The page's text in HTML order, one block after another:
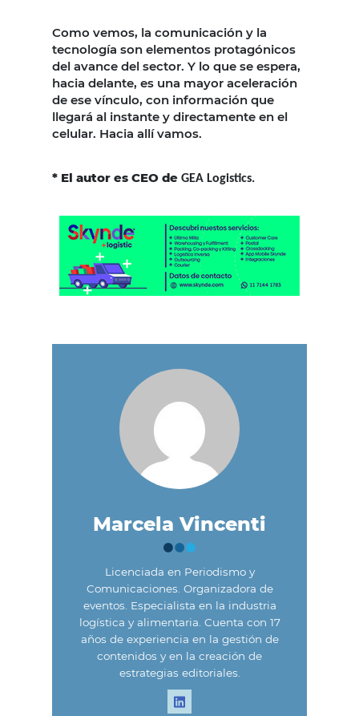
Como vemos, la comunicación y la
tecnología son elementos protagónicos
del avance del sector. Y lo que se espera,
hacia delante, es una mayor aceleración
de ese vínculo, con información que
llegará al instante y directamente en el
celular. Hacia allí vamos.
* El autor es CEO de GEA Logistics.
Marcela Vincenti
Licenciada en Periodismo y
Comunicaciones. Organizadora de
eventos. Especialista en la industria
logística y alimentaria. Cuenta con 17
años de experiencia en la gestión de
contenidos y en la creación de
estrategias editoriales.